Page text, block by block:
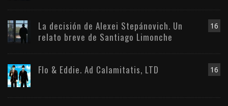
16
La decisión de Alexei Stepánovich. Un
relato breve de Santiago Limonche
16
Flo & Eddie. Ad Calamitatis, LTD